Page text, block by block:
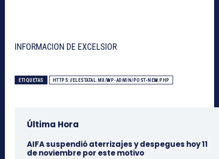
INFORMACION DE EXCELSIOR
ETIQUETAS HTTPS://ELESTATAL.MX/WP-ADMIN/POST-NEW.PHP
Última Hora
AIFA suspendió aterrizajes y despegues hoy 11
de noviembre por este motivo